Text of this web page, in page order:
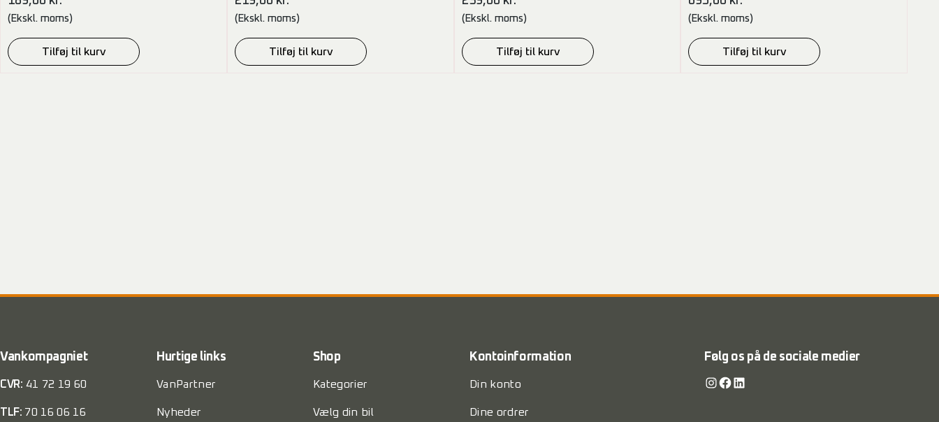
(Ekskl. moms)
Tilføj til kurv
(Ekskl. moms)
Tilføj til kurv
(Ekskl. moms)
Tilføj til kurv
(Ekskl. moms)
Tilføj til kurv
Vankompagniet
CVR: 41 72 19 60
TLF: 70 16 06 16
Hurtige links
VanPartner
Nyheder
Shop
Kategorier
Vælg din bil
Kontoinformation
Din konto
Dine ordrer
Følg os på de sociale medier
Instagram Facebook LinkedIn